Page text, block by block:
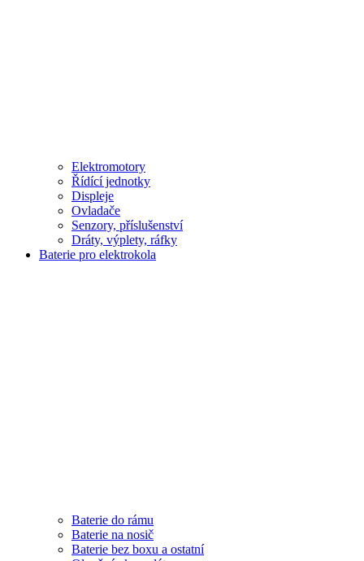
Elektromotory
Řídící jednotky
Displeje
Ovladače
Senzory, příslušenství
Dráty, výplety, ráfky
Baterie pro elektrokola
Baterie do rámu
Baterie na nosič
Baterie bez boxu a ostatní